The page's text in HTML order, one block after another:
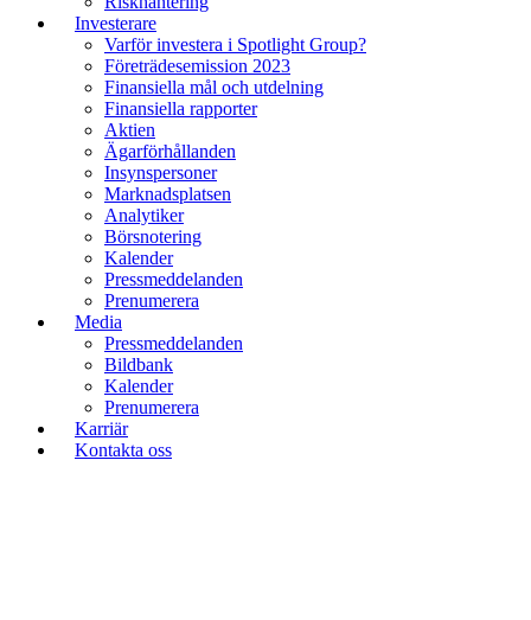
Investerare
Varför investera i Spotlight Group?
Företrädesemission 2023
Finansiella mål och utdelning
Finansiella rapporter
Aktien
Ägarförhållanden
Insynspersoner
Marknadsplatsen
Analytiker
Börsnotering
Kalender
Pressmeddelanden
Prenumerera
Media
Pressmeddelanden
Bildbank
Kalender
Prenumerera
Karriär
Kontakta oss